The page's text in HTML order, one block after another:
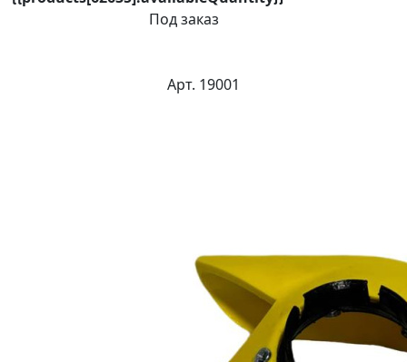
Под заказ
Арт. 19001